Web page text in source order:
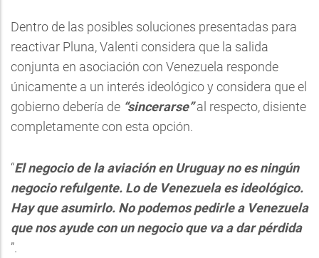
Dentro de las posibles soluciones presentadas para
reactivar Pluna, Valenti considera que la salida
conjunta en asociación con Venezuela responde
únicamente a un interés ideológico y considera que el
gobierno debería de “sincerarse”al respecto, disiente
completamente con esta opción.
“El negocio de la aviación en Uruguay no es ningún
negocio refulgente. Lo de Venezuela es ideológico.
Hay que asumirlo. No podemos pedirle a Venezuela
que nos ayude con un negocio que va a dar pérdida
”.